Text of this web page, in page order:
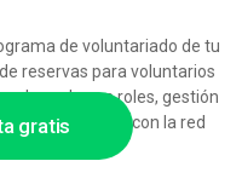
gratis
de voluntariado de tu
reservas para voluntarios
basados en roles, gestión
para escalar con la red